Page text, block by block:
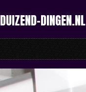
DUIZEND-DINGEN.NL